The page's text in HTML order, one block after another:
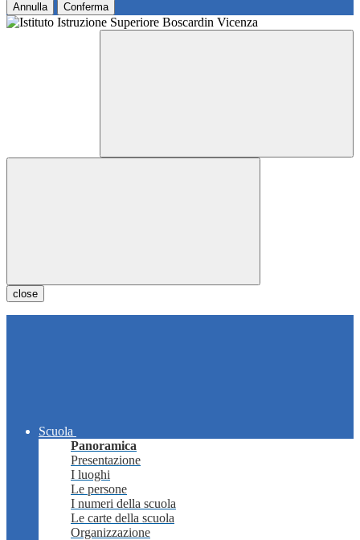
Annulla Conferma
close
Scuola
Panoramica
Presentazione
I luoghi
Le persone
I numeri della scuola
Le carte della scuola
Organizzazione